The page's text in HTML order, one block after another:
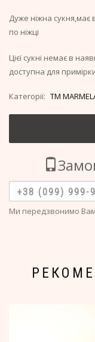
Дуже ніжна сукня,має
по ніжці
Цієї сукні немає в
доступна для
Категорії: TM
Ми передзвонимо